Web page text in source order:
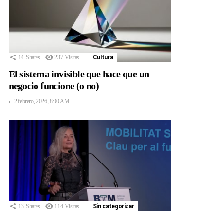
14 Shares 237 Visitas Cultura
El sistema invisible que hace que un
negocio funcione (o no)
2 febrero, 2026, 8:00 AM
13 Shares 114 Visitas Sin categorizar